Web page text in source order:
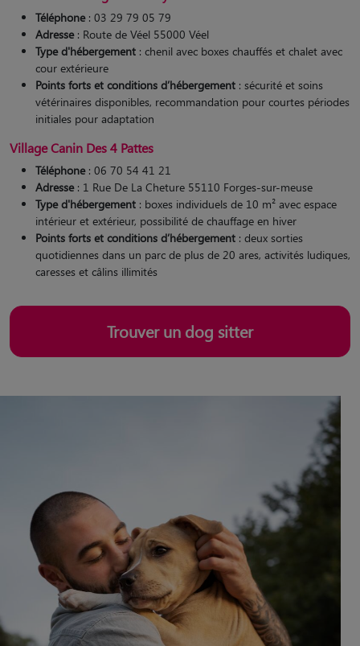
Téléphone: 03 29 79 05 79
Adresse: Route de Véel 55000 Véel
Type d'hébergement : chenil avec boxes chauffés et chalet avec
cour extérieure
Points forts et conditions d’hébergement : sécurité et soins
vétérinaires disponibles, recommandation pour courtes périodes
initiales pour adaptation
Village Canin Des 4 Pattes
Téléphone: 06 70 54 41 21
Adresse: 1 Rue De La Cheture 55110 Forges-sur-meuse
Type d'hébergement : boxes individuels de 10 m² avec espace
intérieur et extérieur, possibilité de chauffage en hiver
Points forts et conditions d’hébergement : deux sorties
quotidiennes dans un parc de plus de 20 ares, activités ludiques,
caresses et câlins illimités​
Trouver un dog sitter